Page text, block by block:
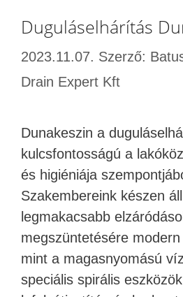
Duguláselhárítás
2023.11.07. Szerző:
Drain Expert Kft
Dunakeszin a
kulcsfontosságú a
és higiéniája
Szakembereink készen
legmakacsabb
megszüntetésére
mint a magasnyomású
speciális spirális